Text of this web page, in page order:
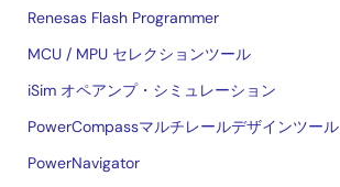
Renesas Flash Programmer
MCU / MPU セレクションツール
iSim オペアンプ・シミュレーション
PowerCompassマルチレールデザインツール
PowerNavigator